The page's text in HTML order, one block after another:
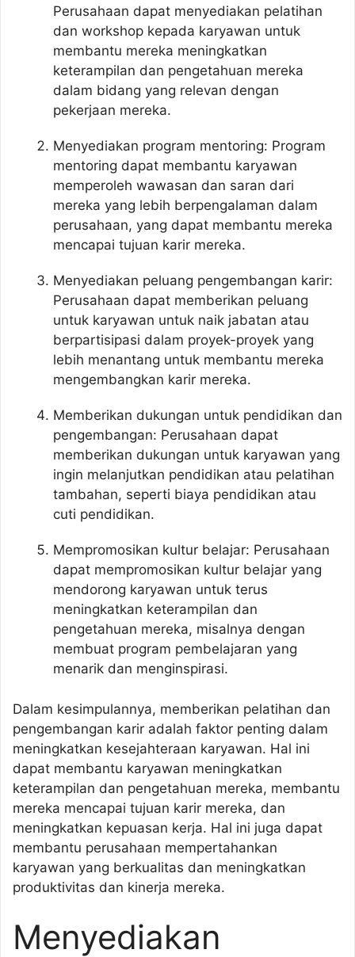
Perusahaan dapat menyediakan pelatihan
dan workshop kepada karyawan untuk
membantu mereka meningkatkan
keterampilan dan pengetahuan mereka
dalam bidang yang relevan dengan
pekerjaan mereka.
Menyediakan program mentoring: Program
mentoring dapat membantu karyawan
memperoleh wawasan dan saran dari
mereka yang lebih berpengalaman dalam
perusahaan, yang dapat membantu mereka
mencapai tujuan karir mereka.
Menyediakan peluang pengembangan karir:
Perusahaan dapat memberikan peluang
untuk karyawan untuk naik jabatan atau
berpartisipasi dalam proyek-proyek yang
lebih menantang untuk membantu mereka
mengembangkan karir mereka.
Memberikan dukungan untuk pendidikan dan
pengembangan: Perusahaan dapat
memberikan dukungan untuk karyawan yang
ingin melanjutkan pendidikan atau pelatihan
tambahan, seperti biaya pendidikan atau
cuti pendidikan.
Mempromosikan kultur belajar: Perusahaan
dapat mempromosikan kultur belajar yang
mendorong karyawan untuk terus
meningkatkan keterampilan dan
pengetahuan mereka, misalnya dengan
membuat program pembelajaran yang
menarik dan menginspirasi.
Dalam kesimpulannya, memberikan pelatihan dan
pengembangan karir adalah faktor penting dalam
meningkatkan kesejahteraan karyawan. Hal ini
dapat membantu karyawan meningkatkan
keterampilan dan pengetahuan mereka, membantu
mereka mencapai tujuan karir mereka, dan
meningkatkan kepuasan kerja. Hal ini juga dapat
membantu perusahaan mempertahankan
karyawan yang berkualitas dan meningkatkan
produktivitas dan kinerja mereka.
Menyediakan